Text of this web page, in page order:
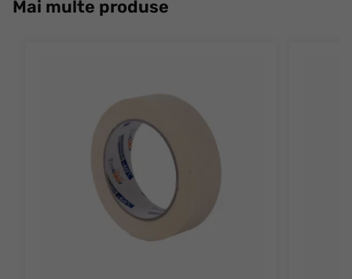
Mai multe produse